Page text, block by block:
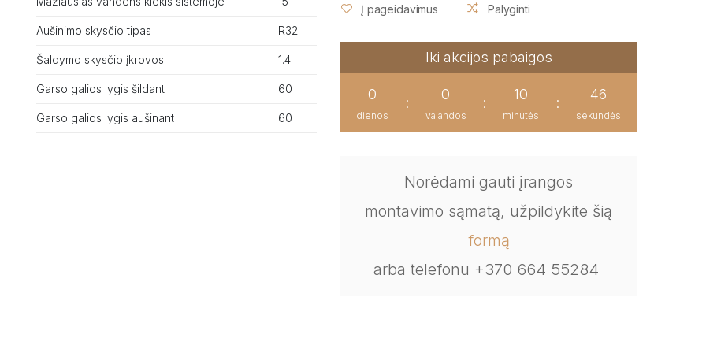
Aušinimo skysčio tipas R32
Šaldymo skysčio įkrovos 1.4
Garso galios lygis šildant 60
Garso galios lygis aušinant 60
Į pageidavimus Palyginti
Iki akcijos pabaigos
0
dienos
:
0
valandos
:
10
minutės
:
45
sekundės
Norėdami gauti įrangos
montavimo sąmatą, užpildykite šią
formą
arba telefonu +370 664 55284